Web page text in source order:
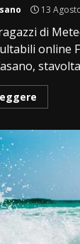
13
di
online